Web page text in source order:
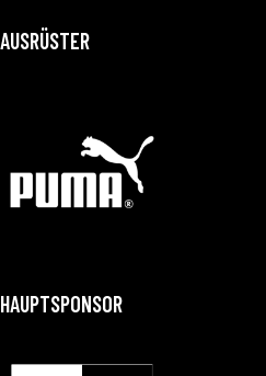
AUSRÜSTER
HAUPTSPONSOR